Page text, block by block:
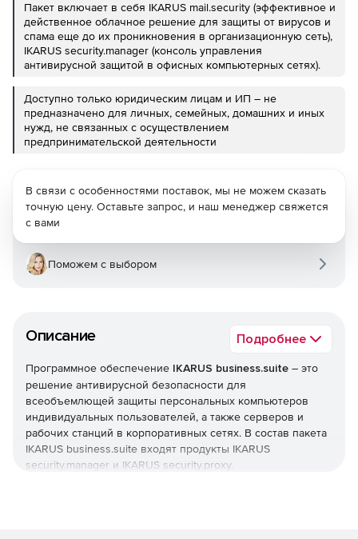
Пакет включает в себя IKARUS mail.security (эффективное и
действенное облачное решение для защиты от вирусов и
спама еще до их проникновения в организационную сеть),
IKARUS security.manager (консоль управления
антивирусной защитой в офисных компьютерных сетях).
Доступно только юридическим лицам и ИП – не
предназначено для личных, семейных, домашних и иных
нужд, не связанных с осуществлением
предпринимательской деятельности
Описание Подробнее
Программное обеспечение IKARUS business.suite – это
решение антивирусной безопасности для
всеобъемлющей защиты персональных компьютеров
индивидуальных пользователей, а также серверов и
рабочих станций в корпоративных сетях. В состав пакета
IKARUS business.suite входят продукты IKARUS
security.manager и IKARUS security.proxy.
В связи с особенностями поставок, мы не можем сказать
точную цену. Оставьте запрос, и наш менеджер свяжется
с вами
Поможем с выбором